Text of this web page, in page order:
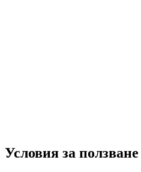
Условия за ползване